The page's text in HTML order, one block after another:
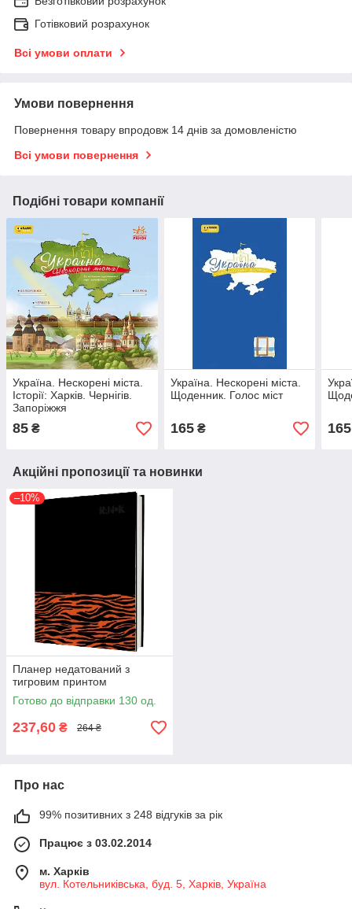
Готівковий розрахунок
Всі умови оплати
Умови повернення
Повернення товару впродовж 14 днів за домовленістю
Всі умови повернення
Подібні товари компанії
Україна. Нескорені міста.
Історії: Харків. Чернігів.
Запоріжжя
85 ₴
Україна. Нескорені міста.
Щоденник. Голос міст
165₴ 165
Акційні пропозиції та новинки
–10%
Планер недатований з
тигровим принтом
Готово до відправки 130 од.
237,60 ₴ 264 ₴
Про нас
99% позитивних з 248 відгуків за рік
Працює з 03.02.2014
м. Харків
вул. Котельниківська, буд. 5, Харків, Україна